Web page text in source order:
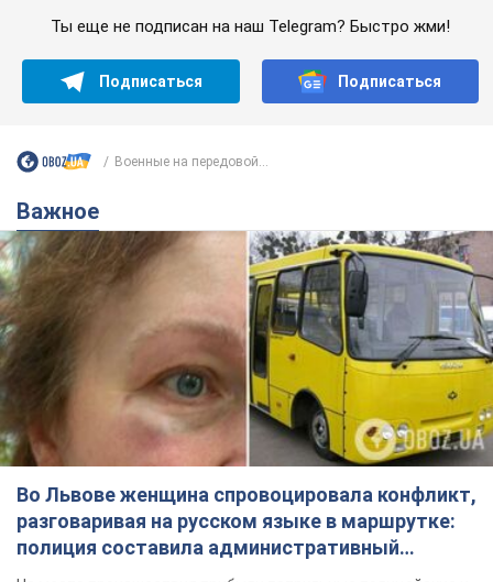
Ты еще не подписан на наш Telegram? Быстро жми!
Подписаться Подписаться
Военные на передовой...
Важное
Во Львове женщина спровоцировала конфликт,
разговаривая на русском языке в маршрутке:
полиция составила административный
протокол. Видео